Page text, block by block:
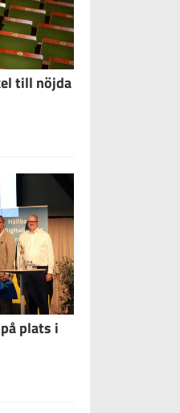
till nöjda
plats i